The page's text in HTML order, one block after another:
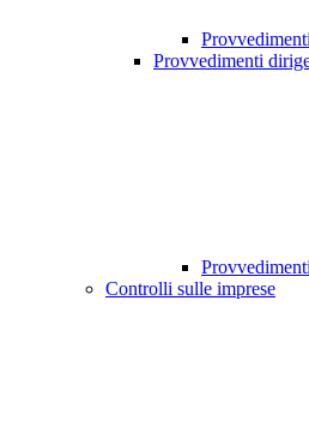
Provvedimenti
Controlli sulle imprese